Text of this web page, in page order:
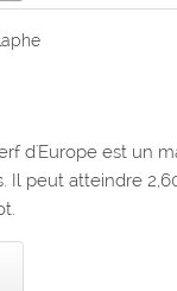
d'Europe est un
Il peut atteindre